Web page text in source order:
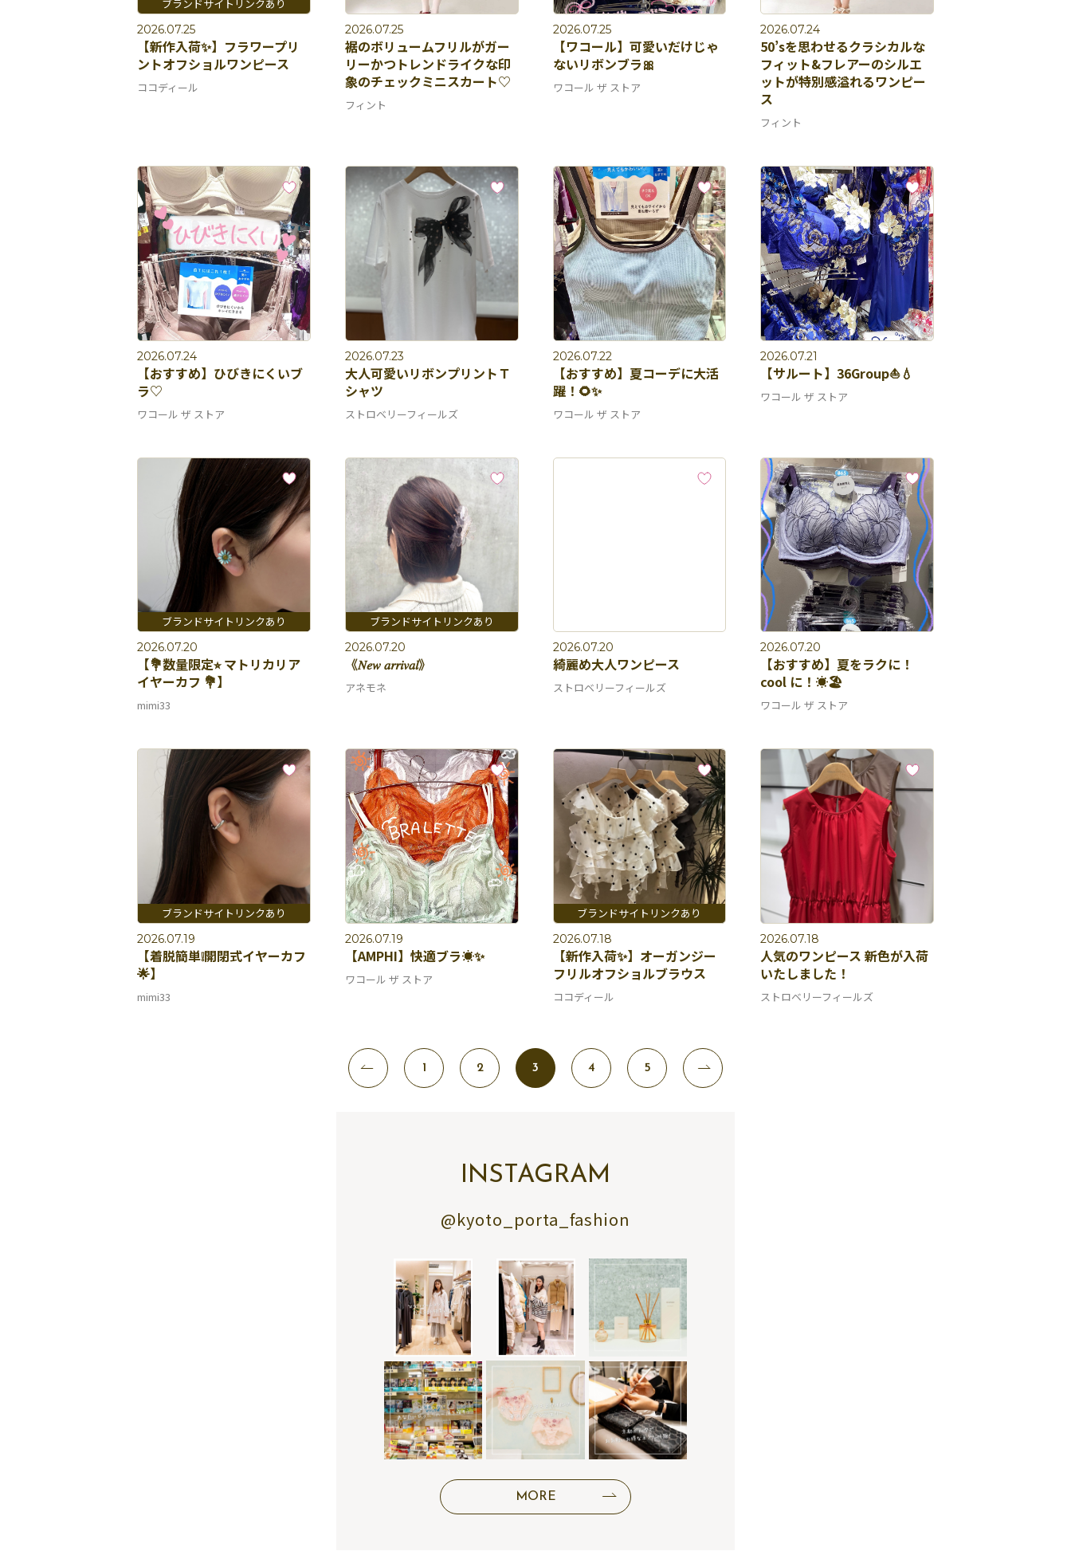
2026.07.25
【新作入荷✨】フラワープリ
ントオフショルワンピース
ココディール
2026.07.25
裾のボリュームフリルがガー
リーかつトレンドライクな印
象のチェックミニスカート♡
フィント
2026.07.25
【ワコール】可愛いだけじゃ
ないリボンブラ🎀
ワコール ザ ストア
2026.07.24
50’sを思わせるクラシカルな
フィット&フレアーのシルエ
ットが特別感溢れるワンピー
ス
フィント
2026.07.24
【おすすめ】ひびきにくいブ
ラ♡
ワコール ザ ストア
2026.07.23
大人可愛いリボンプリントＴ
シャツ
ストロベリーフィールズ
2026.07.22
【おすすめ】夏コーデに大活
躍！🌻✨
ワコール ザ ストア
2026.07.21
【サルート】36Group⛵️💧
ワコール ザ ストア
2026.07.20
【💐数量限定⭐︎ マトリカリア
イヤーカフ 💐】
mimi33
2026.07.20
《𝑁𝑒𝑤 𝑎𝑟𝑟𝑖𝑣𝑎𝑙》
アネモネ
2026.07.20
綺麗め大人ワンピース
ストロベリーフィールズ
2026.07.20
【おすすめ】夏をラクに！
cool に！☀️🏖️
ワコール ザ ストア
2026.07.19
【着脱簡単❕開閉式イヤーカフ
🌟】
mimi33
2026.07.19
【AMPHI】快適ブラ☀️✨
ワコール ザ ストア
2026.07.18
【新作入荷✨】オーガンジー
フリルオフショルブラウス
ココディール
2026.07.18
人気のワンピース 新色が入荷
いたしました！
ストロベリーフィールズ
1 2 3 4 5
INSTAGRAM
@kyoto_porta_fashion
MORE